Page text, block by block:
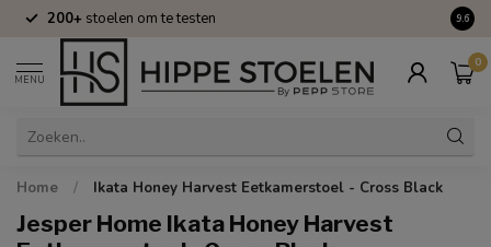
200+ stoelen om te testen 9.6
MENU
0
Home / Ikata Honey Harvest Eetkamerstoel - Cross Black
Jesper Home Ikata Honey Harvest